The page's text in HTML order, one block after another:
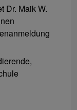
Dr. Maik W.